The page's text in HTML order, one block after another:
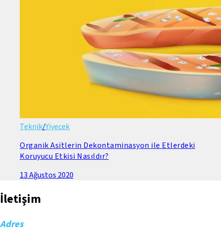
Teknik/Yiyecek
Organik Asitlerin Dekontaminasyon ile Etlerdeki
Koruyucu Etkisi Nasıldır?
13 Ağustos 2020
İletişim
Adres